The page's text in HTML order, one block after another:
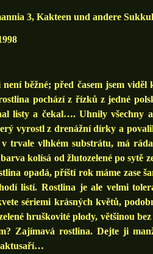
3, Kakteen und andere
běžné; před časem jsem
pochází z řízků z jedné
listy a čekal…. Uhnily všechny
vyrostl z drenážní dírky a
trvale vlhkém substrátu, má
kolísá od žlutozelené po sytě
opadá, příští rok máme zase
listí. Rostlina je ale velmi
sériemi krásných květů,
hruškovité plody, většinou
Zajímavá rostlina. Dejte ji